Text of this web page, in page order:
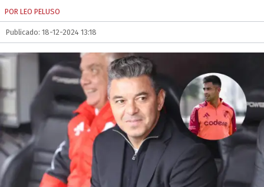
POR LEO PELUSO
Publicado: 18-12-2024 13:18